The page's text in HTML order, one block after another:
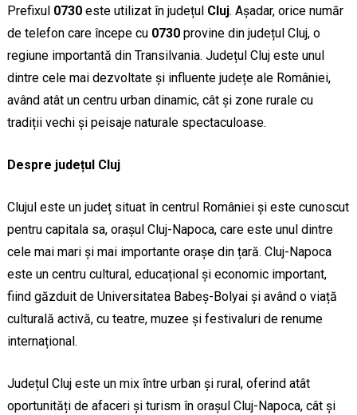
Prefixul 0730este utilizat în județul Cluj. Așadar, orice număr
de telefon care începe cu 0730provine din județul Cluj, o
regiune importantă din Transilvania. Județul Cluj este unul
dintre cele mai dezvoltate și influente județe ale României,
având atât un centru urban dinamic, cât și zone rurale cu
tradiții vechi și peisaje naturale spectaculoase.
Despre județul Cluj
Clujul este un județ situat în centrul României și este cunoscut
pentru capitala sa, orașul Cluj-Napoca, care este unul dintre
cele mai mari și mai importante orașe din țară. Cluj-Napoca
este un centru cultural, educațional și economic important,
fiind găzduit de Universitatea Babeș-Bolyai și având o viață
culturală activă, cu teatre, muzee și festivaluri de renume
internațional.
Județul Cluj este un mix între urban și rural, oferind atât
oportunități de afaceri și turism în orașul Cluj-Napoca, cât și